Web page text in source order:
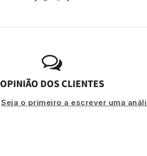
OPINIÃO DOS CLIENTES
Seja o primeiro a escrever uma